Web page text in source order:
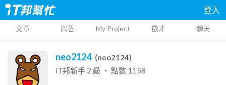
登入
文章 問答 My Project 徵才 聊天
neo2124 (neo2124)
iT邦新手 2 級 ‧ 點數 1158